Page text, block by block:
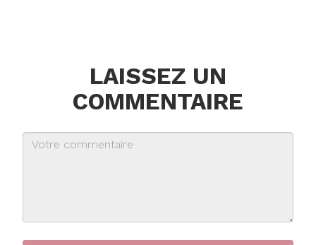
LAISSEZ UN
COMMENTAIRE